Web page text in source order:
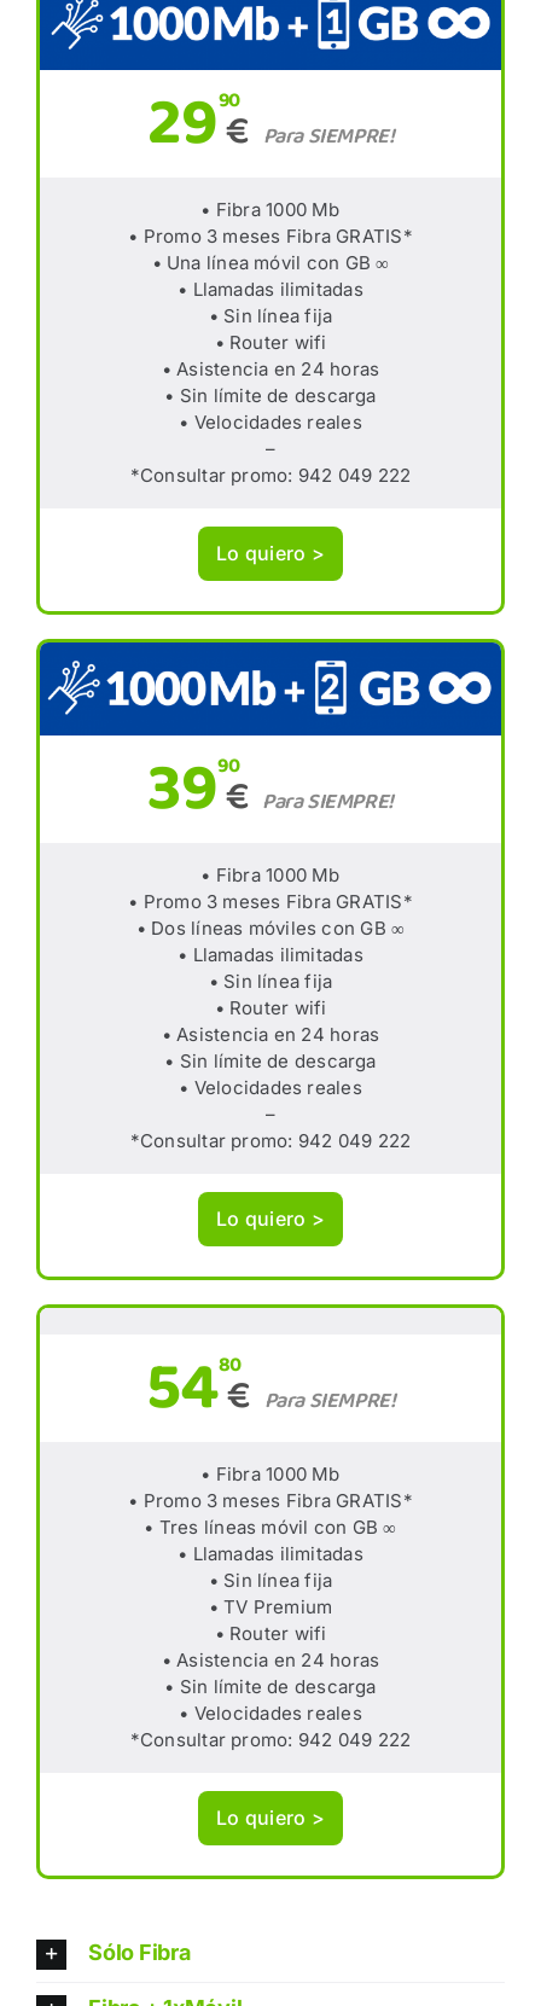
2990
€ Para SIEMPRE!
• Fibra 1000 Mb
• Promo 3 meses Fibra GRATIS*
• Una línea móvil con GB ∞
• Llamadas ilimitadas
• Sin línea fija
• Router wifi
• Asistencia en 24 horas
• Sin límite de descarga
• Velocidades reales
–
*Consultar promo: 942 049 222
Lo quiero >
3990
€ Para SIEMPRE!
• Fibra 1000 Mb
• Promo 3 meses Fibra GRATIS*
• Dos líneas móviles con GB ∞
• Llamadas ilimitadas
• Sin línea fija
• Router wifi
• Asistencia en 24 horas
• Sin límite de descarga
• Velocidades reales
–
*Consultar promo: 942 049 222
Lo quiero >
5480
€ Para SIEMPRE!
• Fibra 1000 Mb
• Promo 3 meses Fibra GRATIS*
• Tres líneas móvil con GB ∞
• Llamadas ilimitadas
• Sin línea fija
• TV Premium
• Router wifi
• Asistencia en 24 horas
• Sin límite de descarga
• Velocidades reales
*Consultar promo: 942 049 222
Lo quiero >
Sólo Fibra